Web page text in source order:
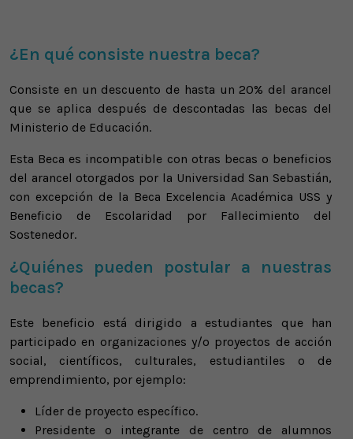
¿En qué consiste nuestra beca?
Consiste en un descuento de hasta un 20% del arancel
que se aplica después de descontadas las becas del
Ministerio de Educación. ​
Esta Beca es incompatible con otras becas o beneficios
del arancel otorgados por la Universidad San Sebastián,
con excepción de la Beca Excelencia Académica USS y
Beneficio de Escolaridad por Fallecimiento del
Sostenedor.
¿Quiénes pueden postular a nuestras
becas?
Este beneficio está dirigido a estudiantes que han
participado en organizaciones y/o proyectos de acción
social, científicos, culturales, estudiantiles o de
emprendimiento, por ejemplo:
Líder de proyecto específico.​
Presidente o integrante de centro de alumnos